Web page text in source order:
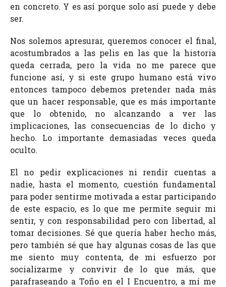
en concreto. Y es así porque solo así puede y debe
ser.
Nos solemos apresurar, queremos conocer el final,
acostumbrados a las pelis en las que la historia
queda cerrada, pero la vida no me parece que
funcione así, y si este grupo humano está vivo
entonces tampoco debemos pretender nada más
que un hacer responsable, que es más importante
que lo obtenido, no alcanzando a ver las
implicaciones, las consecuencias de lo dicho y
hecho. Lo importante demasiadas veces queda
oculto.
El no pedir explicaciones ni rendir cuentas a
nadie, hasta el momento, cuestión fundamental
para poder sentirme motivada a estar participando
de este espacio, es lo que me permite seguir mi
sentir, y con responsabilidad pero con libertad, al
tomar decisiones. Sé que quería haber hecho más,
pero también sé que hay algunas cosas de las que
me siento muy contenta, de mi esfuerzo por
socializarme y convivir de lo que más, que
parafraseando a Toño en el I Encuentro, a mí me